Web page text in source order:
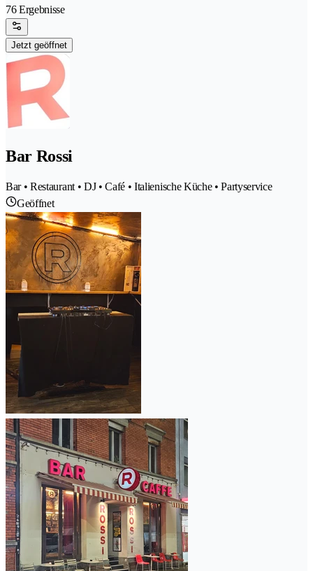
76 Ergebnisse
Jetzt geöffnet
Bar Rossi
Bar • Restaurant • DJ • Café • Italienische Küche • Partyservice
Geöffnet